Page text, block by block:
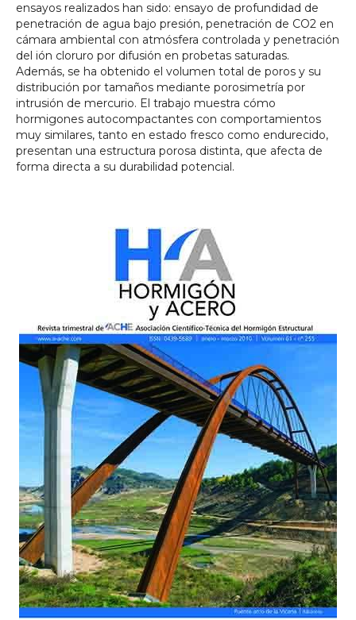
ensayos realizados han sido: ensayo de profundidad de
penetración de agua bajo presión, penetración de CO2 en
cámara ambiental con atmósfera controlada y penetración
del ión cloruro por difusión en probetas saturadas.
Además, se ha obtenido el volumen total de poros y su
distribución por tamaños mediante porosimetría por
intrusión de mercurio. El trabajo muestra cómo
hormigones autocompactantes con comportamientos
muy similares, tanto en estado fresco como endurecido,
presentan una estructura porosa distinta, que afecta de
forma directa a su durabilidad potencial.